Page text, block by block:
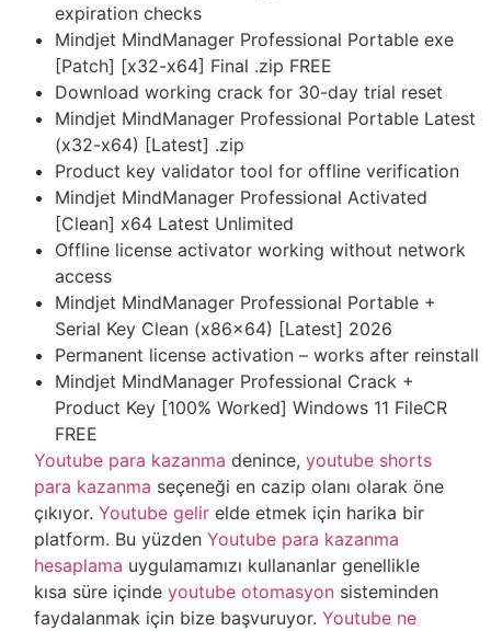
expiration checks
Mindjet MindManager Professional Portable exe
[Patch] [x32-x64] Final .zip FREE
Download working crack for 30-day trial reset
Mindjet MindManager Professional Portable Latest
(x32-x64) [Latest] .zip
Product key validator tool for offline verification
Mindjet MindManager Professional Activated
[Clean] x64 Latest Unlimited
Offline license activator working without network
access
Mindjet MindManager Professional Portable +
Serial Key Clean (x86x64) [Latest] 2026
Permanent license activation – works after reinstall
Mindjet MindManager Professional Crack +
Product Key [100% Worked] Windows 11 FileCR
FREE
Youtube para kazanma denince,youtube shorts
para kazanma seçeneği en cazip olanı olarak öne
çıkıyor.Youtube gelir elde etmek için harika bir
platform. Bu yüzdenYoutube para kazanma
hesaplama uygulamamızı kullananlar genellikle
kısa süre içindeyoutube otomasyon sisteminden
faydalanmak için bize başvuruyor.Youtube ne